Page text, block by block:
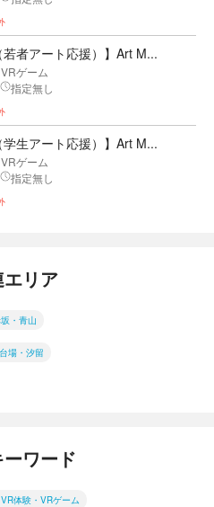
若者アート応援）】Art M...
ゲーム
指定無し
学生アート応援）】Art M...
ゲーム
指定無し
リア
・青山
場・汐留
ワード
体験・VRゲーム